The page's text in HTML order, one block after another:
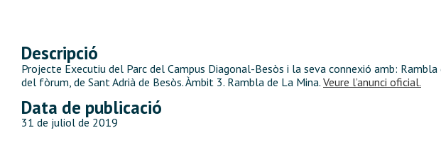
Descripció
Projecte Executiu del Parc del Campus Diagonal-Besòs i la seva connexió amb:
del fòrum, de Sant Adrià de Besòs. Àmbit 3. Rambla de La Mina. Veure l’anunci oficial.
Data de publicació
31 de juliol de 2019